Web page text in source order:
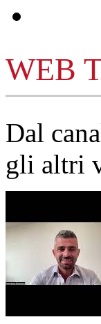
WEB
Dal
gli altri